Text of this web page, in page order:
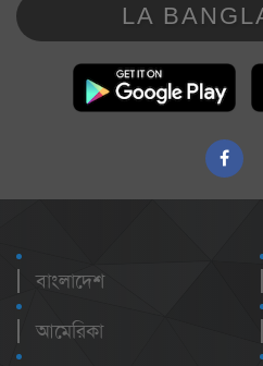
LA
বাংলাদেশ
আমেরিকা